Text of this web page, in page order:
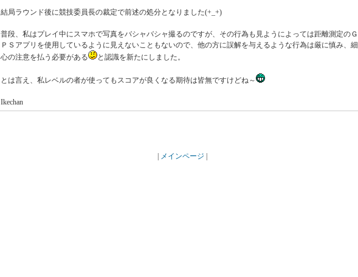
結局ラウンド後に競技委員長の裁定で前述の処分となりました(+_+)
普段、私はプレイ中にスマホで写真をバシャバシャ撮るのですが、その行為も見ようによっては距離測定のＧ
ＰＳアプリを使用しているように見えないこともないので、他の方に誤解を与えるような行為は厳に慎み、細
心の注意を払う必要がある
と認識を新たにしました。
とは言え、私レベルの者が使ってもスコアが良くなる期待は皆無ですけどね～
Ikechan
メインページ